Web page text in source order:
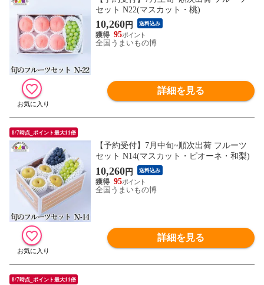
セット N22(マスカット・桃)
10,260円 送料込み
95
全国うまいもの博
詳細を見る
8/7時点_ポイント最大11倍
【予約受付】7月中旬~順次出荷 フルーツ
セット N14(マスカット・ピオーネ・和梨)
10,260円 送料込み
95
全国うまいもの博
詳細を見る
8/7時点_ポイント最大11倍